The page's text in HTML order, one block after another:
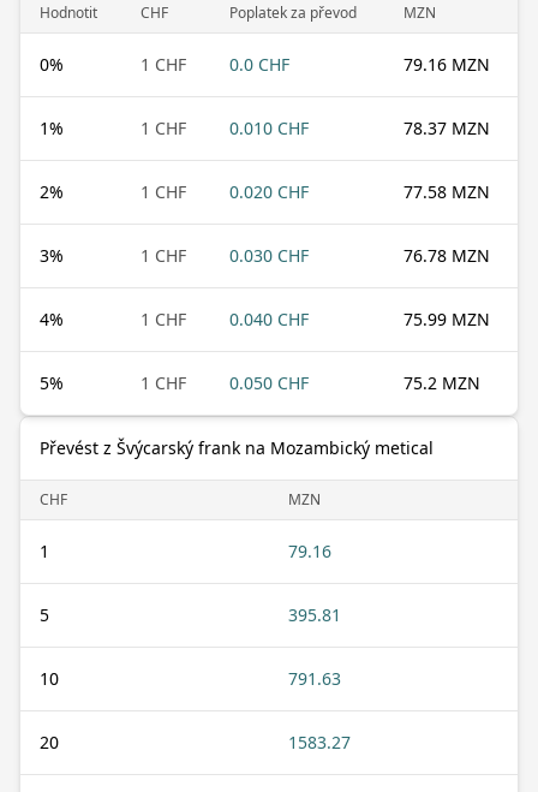
Hodnotit CHF Poplatek za převod MZN
0% 1 CHF 0.0 CHF 79.16 MZN
1% 1 CHF 0.010 CHF 78.37 MZN
2% 1 CHF 0.020 CHF 77.58 MZN
3% 1 CHF 0.030 CHF 76.78 MZN
4% 1 CHF 0.040 CHF 75.99 MZN
5% 1 CHF 0.050 CHF 75.2 MZN
Převést z Švýcarský frank na Mozambický metical
CHF MZN
1 79.16
5 395.81
10 791.63
20 1583.27